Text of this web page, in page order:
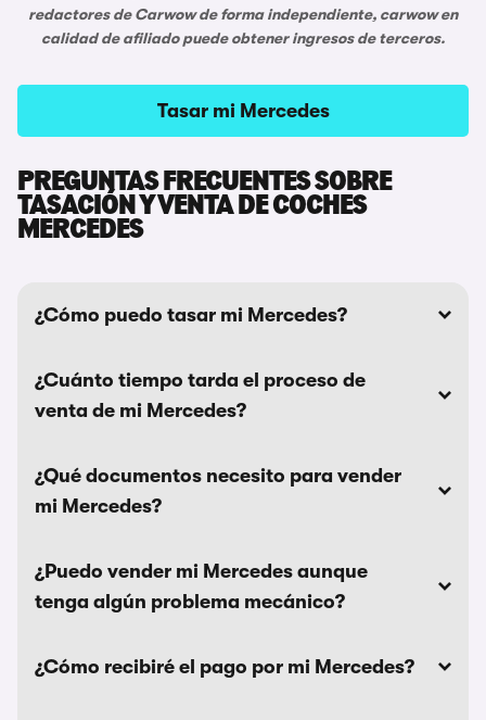
redactores de Carwow de forma independiente, carwow en
calidad de afiliado puede obtener ingresos de terceros.
Tasar mi Mercedes
PREGUNTAS FRECUENTES SOBRE
TASACIÓN Y VENTA DE COCHES
MERCEDES
¿Cómo puedo tasar mi Mercedes?
¿Cuánto tiempo tarda el proceso de
venta de mi Mercedes?
¿Qué documentos necesito para vender
mi Mercedes?
¿Puedo vender mi Mercedes aunque
tenga algún problema mecánico?
¿Cómo recibiré el pago por mi Mercedes?